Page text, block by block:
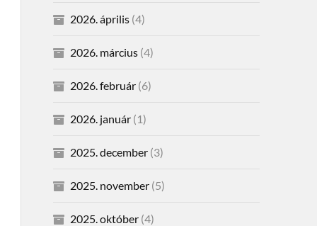
2026. április(4)
2026. március(4)
2026. február(6)
2026. január(1)
2025. december(3)
2025. november(5)
2025. október(4)